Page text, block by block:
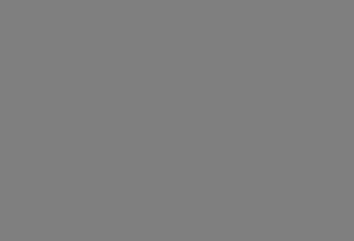
מלווים אותם
לסיום הטיפול
במסמכים,
לתפקיד.
יותר